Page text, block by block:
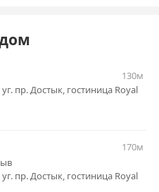
130м
пр. Достык, гостиница Royal
170м
пр. Достык, гостиница Royal